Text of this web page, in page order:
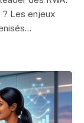
? Les enjeux